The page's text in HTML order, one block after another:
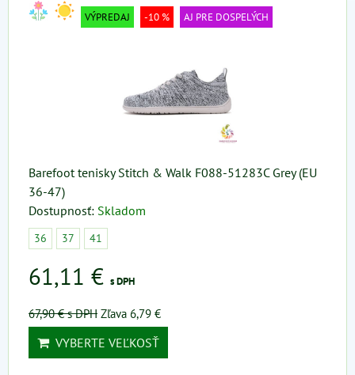
VÝPREDAJ -10 % AJ PRE DOSPELÝCH
Barefoot tenisky Stitch & Walk F088-51283C Grey (EU
36-47)
Dostupnosť: Skladom
36 37 41
61,11 € s DPH
67,90 €s DPH Zľava 6,79 €
VYBERTE VEĽKOSŤ